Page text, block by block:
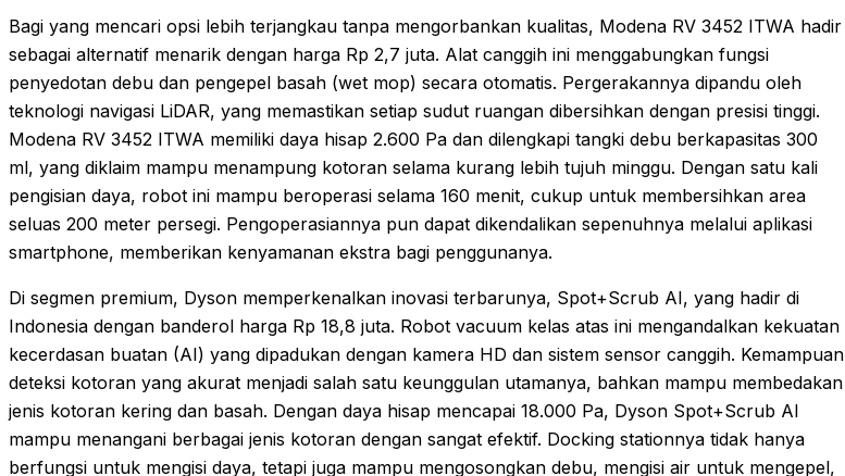
Bagi yang mencari opsi lebih terjangkau tanpa mengorbankan kualitas, Modena RV 3452 ITWA hadir
sebagai alternatif menarik dengan harga Rp 2,7 juta. Alat canggih ini menggabungkan fungsi
penyedotan debu dan pengepel basah (wet mop) secara otomatis. Pergerakannya dipandu oleh
teknologi navigasi LiDAR, yang memastikan setiap sudut ruangan dibersihkan dengan presisi tinggi.
Modena RV 3452 ITWA memiliki daya hisap 2.600 Pa dan dilengkapi tangki debu berkapasitas 300
ml, yang diklaim mampu menampung kotoran selama kurang lebih tujuh minggu. Dengan satu kali
pengisian daya, robot ini mampu beroperasi selama 160 menit, cukup untuk membersihkan area
seluas 200 meter persegi. Pengoperasiannya pun dapat dikendalikan sepenuhnya melalui aplikasi
smartphone, memberikan kenyamanan ekstra bagi penggunanya.
Di segmen premium, Dyson memperkenalkan inovasi terbarunya, Spot+Scrub AI, yang hadir di
Indonesia dengan banderol harga Rp 18,8 juta. Robot vacuum kelas atas ini mengandalkan kekuatan
kecerdasan buatan (AI) yang dipadukan dengan kamera HD dan sistem sensor canggih. Kemampuan
deteksi kotoran yang akurat menjadi salah satu keunggulan utamanya, bahkan mampu membedakan
jenis kotoran kering dan basah. Dengan daya hisap mencapai 18.000 Pa, Dyson Spot+Scrub AI
mampu menangani berbagai jenis kotoran dengan sangat efektif. Docking stationnya tidak hanya
berfungsi untuk mengisi daya, tetapi juga mampu mengosongkan debu, mengisi air untuk mengepel,